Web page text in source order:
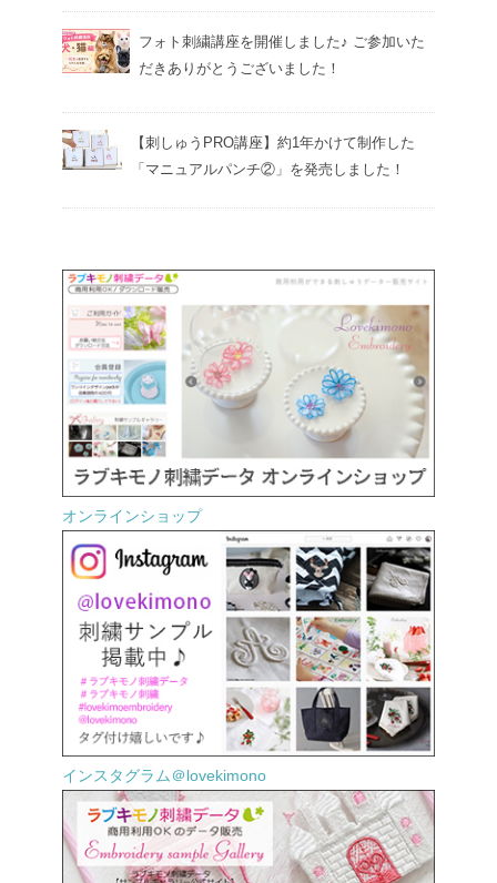
フォト刺繍講座を開催しました♪ ご参加いた
だきありがとうございました！
【刺しゅうPRO講座】約1年かけて制作した
「マニュアルパンチ②」を発売しました！
オンラインショップ
インスタグラム＠lovekimono